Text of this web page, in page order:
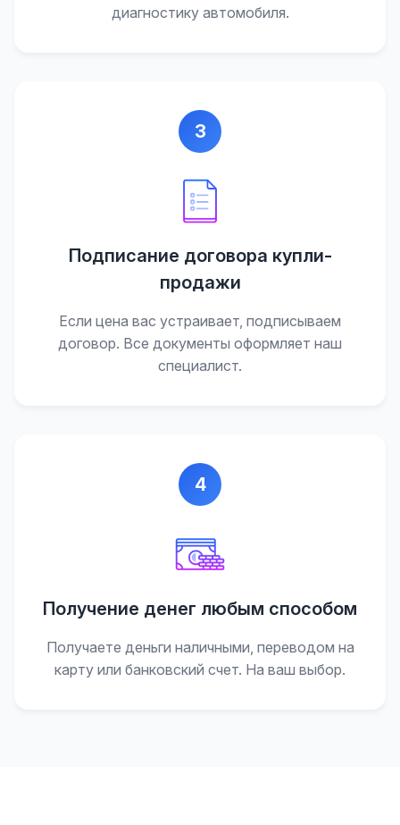
диагностику автомобиля.
3
Подписание договора купли-
продажи
Если цена вас устраивает, подписываем
договор. Все документы оформляет наш
специалист.
4
Получение денег любым способом
Получаете деньги наличными, переводом на
карту или банковский счет. На ваш выбор.